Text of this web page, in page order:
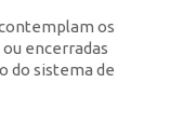
os
encerradas
do sistema de